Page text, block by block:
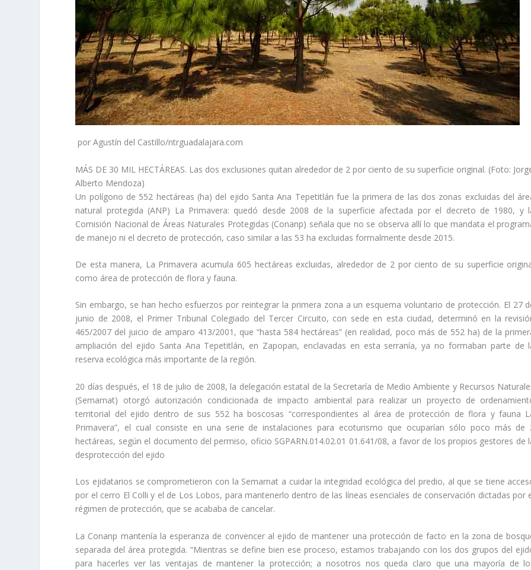
por Agustín del Castillo/ntrguadalajara.com
MÁS DE 30 MIL HECTÁREAS. Las dos exclusiones quitan alrededor de 2 por ciento de su superficie original. (Foto:
Alberto Mendoza)
Un polígono de 552 hectáreas (ha) del ejido Santa Ana Tepetitlán fue la primera de las dos zonas excluidas del
natural protegida (ANP) La Primavera: quedó desde 2008 de la superficie afectada por el decreto de 1980, y
Comisión Nacional de Áreas Naturales Protegidas (Conanp) señala que no se observa allí lo que mandata el
de manejo ni el decreto de protección, caso similar a las 53 ha excluidas formalmente desde 2015.
De esta manera, La Primavera acumula 605 hectáreas excluidas, alrededor de 2 por ciento de su superficie
como área de protección de flora y fauna.
Sin embargo, se han hecho esfuerzos por reintegrar la primera zona a un esquema voluntario de protección. El 27
junio de 2008, el Primer Tribunal Colegiado del Tercer Circuito, con sede en esta ciudad, determinó en la
465/2007 del juicio de amparo 413/2001, que “hasta 584 hectáreas” (en realidad, poco más de 552 ha) de la
ampliación del ejido Santa Ana Tepetitlán, en Zapopan, enclavadas en esta serranía, ya no formaban parte de
reserva ecológica más importante de la región.
20 días después, el 18 de julio de 2008, la delegación estatal de la Secretaría de Medio Ambiente y Recursos
(Semarnat) otorgó autorización condicionada de impacto ambiental para realizar un proyecto de
territorial del ejido dentro de sus 552 ha boscosas “correspondientes al área de protección de flora y fauna
Primavera”, el cual consiste en una serie de instalaciones para ecoturismo que ocuparían sólo poco más de
hectáreas, según el documento del permiso, oficio SGPARN.014.02.01 01.641/08, a favor de los propios gestores de
desprotección del ejido
Los ejidatarios se comprometieron con la Semarnat a cuidar la integridad ecológica del predio, al que se tiene
por el cerro El Colli y el de Los Lobos, para mantenerlo dentro de las líneas esenciales de conservación dictadas por
régimen de protección, que se acababa de cancelar.
La Conanp mantenía la esperanza de convencer al ejido de mantener una protección de facto en la zona de
separada del área protegida. “Mientras se define bien ese proceso, estamos trabajando con los dos grupos del
para hacerles ver las ventajas de mantener la protección; a nosotros nos queda claro que una mayoría de